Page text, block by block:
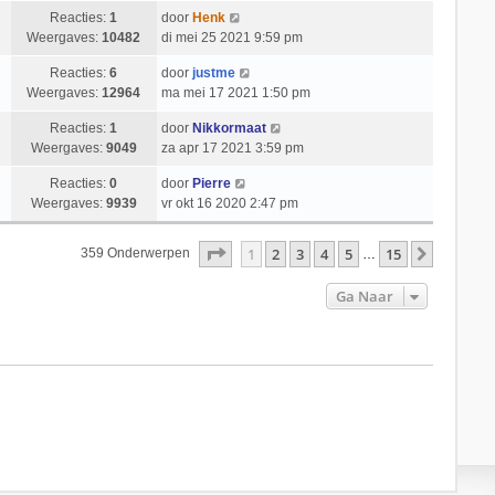
Reacties:1
Weergaves:10482
door Henk
di mei 25 2021 9:59 pm
Reacties:6
Weergaves:12964
door justme
ma mei 17 2021 1:50 pm
Reacties:1
Weergaves: 9049
door Nikkormaat
za apr 17 2021 3:59 pm
Reacties:0
Weergaves: 9939
door Pierre
vr okt 16 2020 2:47 pm
359 Onderwerpen Pagina1 Van 15
1 2 3 4 5 … 15
Ga Naar